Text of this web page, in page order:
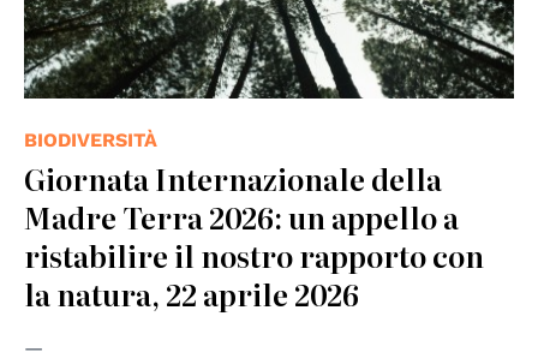
BIODIVERSITÀ
Giornata Internazionale della
Madre Terra 2026: un appello a
ristabilire il nostro rapporto con
la natura, 22 aprile 2026